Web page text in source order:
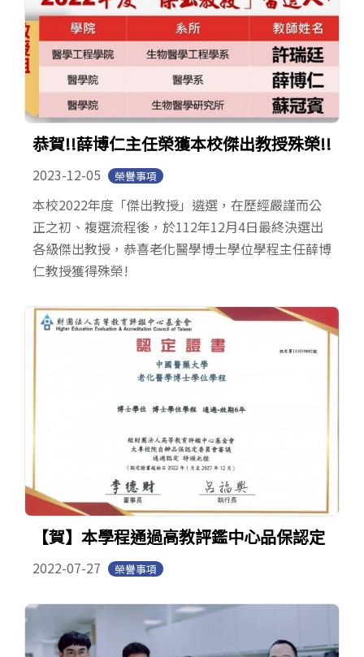
恭賀!!薛博仁主任榮獲本校傑出教授殊榮!!
2023-12-05 榮譽事項
本校2022年度「傑出教授」遴選，在歷經嚴謹而公
正之初、複選流程後，於112年12月4日最終決選出
各級傑出教授，恭喜老化醫學博士學位學程主任薛博
仁教授獲得殊榮!
【賀】本學程通過高教評鑑中心品保認定
2022-07-27 榮譽事項